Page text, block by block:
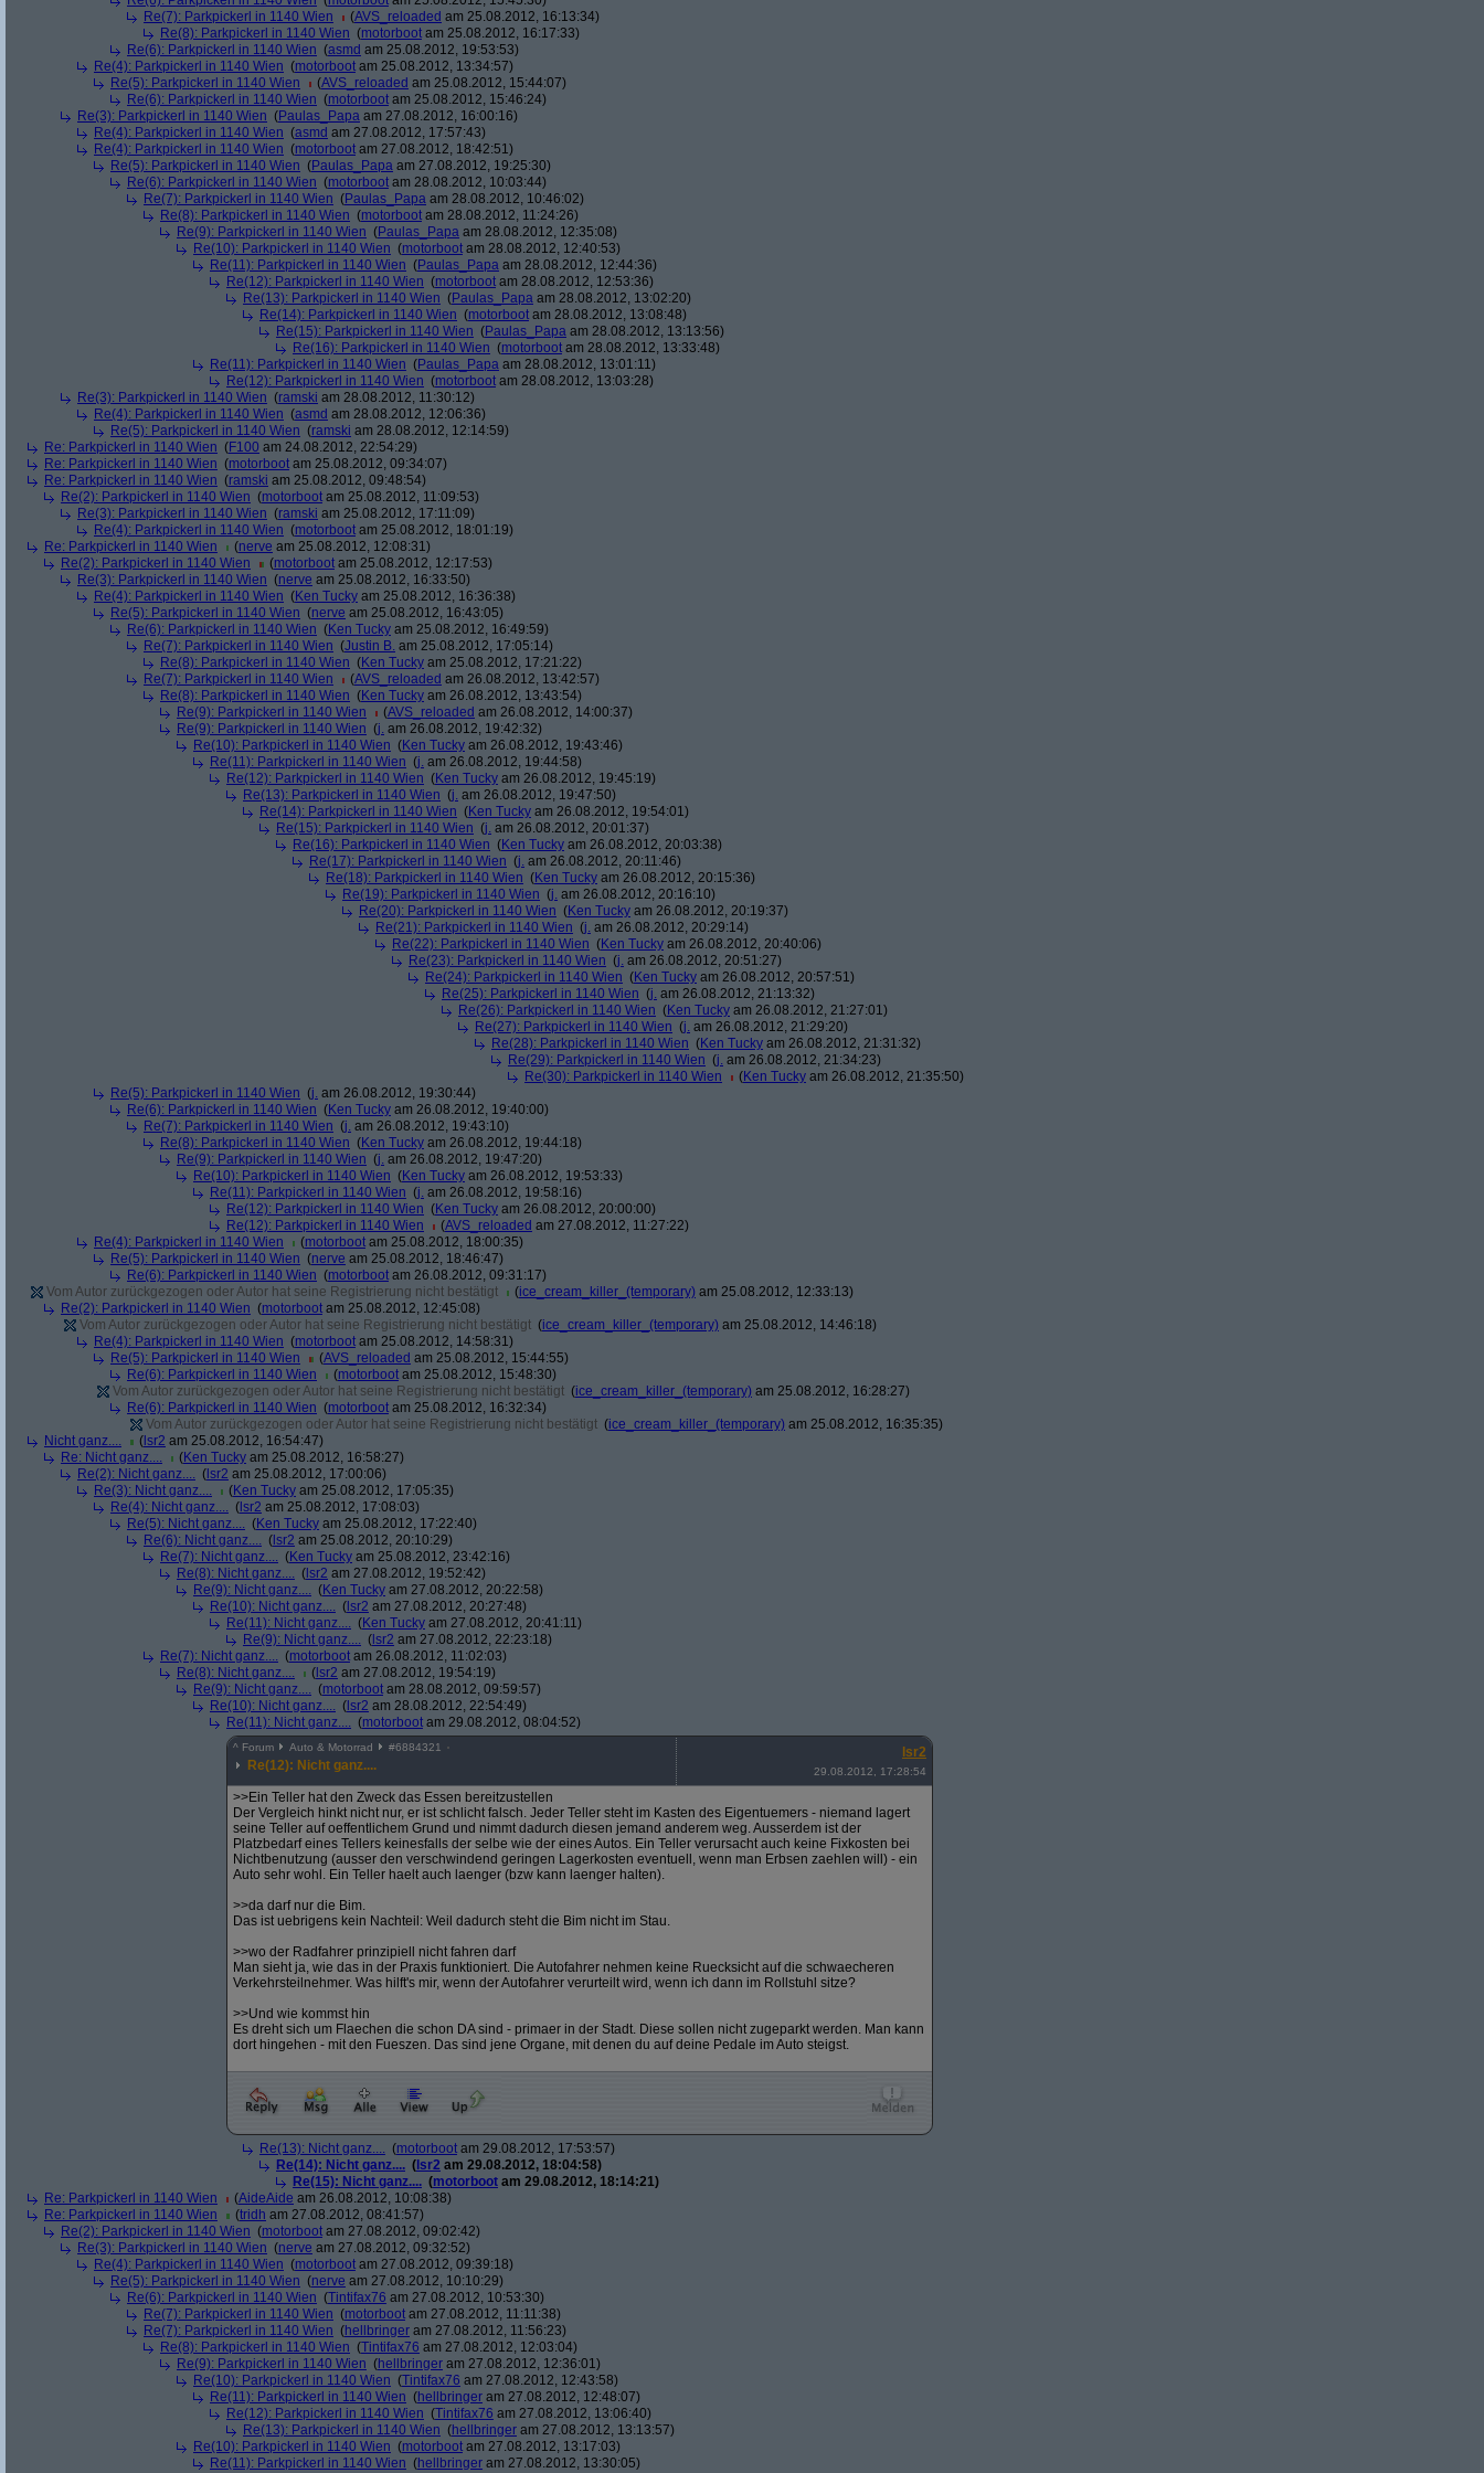
Re(7): Parkpickerl in 1140 Wien
(AVS_reloaded am 25.08.2012, 16:13:34)
Re(8): Parkpickerl in 1140 Wien (motorboot am 25.08.2012, 16:17:33)
Re(6): Parkpickerl in 1140 Wien (asmd am 25.08.2012, 19:53:53)
Re(4): Parkpickerl in 1140 Wien (motorboot am 25.08.2012, 13:34:57)
Re(5): Parkpickerl in 1140 Wien
(AVS_reloaded am 25.08.2012, 15:44:07)
Re(6): Parkpickerl in 1140 Wien (motorboot am 25.08.2012, 15:46:24)
Re(3): Parkpickerl in 1140 Wien (Paulas_Papa am 27.08.2012, 16:00:16)
Re(4): Parkpickerl in 1140 Wien (asmd am 27.08.2012, 17:57:43)
Re(4): Parkpickerl in 1140 Wien (motorboot am 27.08.2012, 18:42:51)
Re(5): Parkpickerl in 1140 Wien (Paulas_Papa am 27.08.2012, 19:25:30)
Re(6): Parkpickerl in 1140 Wien (motorboot am 28.08.2012, 10:03:44)
Re(7): Parkpickerl in 1140 Wien (Paulas_Papa am 28.08.2012, 10:46:02)
Re(8): Parkpickerl in 1140 Wien (motorboot am 28.08.2012, 11:24:26)
Re(9): Parkpickerl in 1140 Wien (Paulas_Papa am 28.08.2012, 12:35:08)
Re(10): Parkpickerl in 1140 Wien (motorboot am 28.08.2012, 12:40:53)
Re(11): Parkpickerl in 1140 Wien (Paulas_Papa am 28.08.2012, 12:44:36)
Re(12): Parkpickerl in 1140 Wien (motorboot am 28.08.2012, 12:53:36)
Re(13): Parkpickerl in 1140 Wien (Paulas_Papa am 28.08.2012, 13:02:20)
Re(14): Parkpickerl in 1140 Wien (motorboot am 28.08.2012, 13:08:48)
Re(15): Parkpickerl in 1140 Wien (Paulas_Papa am 28.08.2012, 13:13:56)
Re(16): Parkpickerl in 1140 Wien (motorboot am 28.08.2012, 13:33:48)
Re(11): Parkpickerl in 1140 Wien (Paulas_Papa am 28.08.2012, 13:01:11)
Re(12): Parkpickerl in 1140 Wien (motorboot am 28.08.2012, 13:03:28)
Re(3): Parkpickerl in 1140 Wien (ramski am 28.08.2012, 11:30:12)
Re(4): Parkpickerl in 1140 Wien (asmd am 28.08.2012, 12:06:36)
Re(5): Parkpickerl in 1140 Wien (ramski am 28.08.2012, 12:14:59)
Re: Parkpickerl in 1140 Wien (F100 am 24.08.2012, 22:54:29)
Re: Parkpickerl in 1140 Wien (motorboot am 25.08.2012, 09:34:07)
Re: Parkpickerl in 1140 Wien (ramski am 25.08.2012, 09:48:54)
Re(2): Parkpickerl in 1140 Wien (motorboot am 25.08.2012, 11:09:53)
Re(3): Parkpickerl in 1140 Wien (ramski am 25.08.2012, 17:11:09)
Re(4): Parkpickerl in 1140 Wien (motorboot am 25.08.2012, 18:01:19)
Re: Parkpickerl in 1140 Wien
(nerve am 25.08.2012, 12:08:31)
Re(2): Parkpickerl in 1140 Wien
(motorboot am 25.08.2012, 12:17:53)
Re(3): Parkpickerl in 1140 Wien (nerve am 25.08.2012, 16:33:50)
Re(4): Parkpickerl in 1140 Wien (Ken Tucky am 25.08.2012, 16:36:38)
Re(5): Parkpickerl in 1140 Wien (nerve am 25.08.2012, 16:43:05)
Re(6): Parkpickerl in 1140 Wien (Ken Tucky am 25.08.2012, 16:49:59)
Re(7): Parkpickerl in 1140 Wien (Justin B. am 25.08.2012, 17:05:14)
Re(8): Parkpickerl in 1140 Wien (Ken Tucky am 25.08.2012, 17:21:22)
Re(7): Parkpickerl in 1140 Wien
(AVS_reloaded am 26.08.2012, 13:42:57)
Re(8): Parkpickerl in 1140 Wien (Ken Tucky am 26.08.2012, 13:43:54)
Re(9): Parkpickerl in 1140 Wien
(AVS_reloaded am 26.08.2012, 14:00:37)
Re(9): Parkpickerl in 1140 Wien (j. am 26.08.2012, 19:42:32)
Re(10): Parkpickerl in 1140 Wien (Ken Tucky am 26.08.2012, 19:43:46)
Re(11): Parkpickerl in 1140 Wien (j. am 26.08.2012, 19:44:58)
Re(12): Parkpickerl in 1140 Wien (Ken Tucky am 26.08.2012, 19:45:19)
Re(13): Parkpickerl in 1140 Wien (j. am 26.08.2012, 19:47:50)
Re(14): Parkpickerl in 1140 Wien (Ken Tucky am 26.08.2012, 19:54:01)
Re(15): Parkpickerl in 1140 Wien (j. am 26.08.2012, 20:01:37)
Re(16): Parkpickerl in 1140 Wien (Ken Tucky am 26.08.2012, 20:03:38)
Re(17): Parkpickerl in 1140 Wien (j. am 26.08.2012, 20:11:46)
Re(18): Parkpickerl in 1140 Wien (Ken Tucky am 26.08.2012, 20:15:36)
Re(19): Parkpickerl in 1140 Wien (j. am 26.08.2012, 20:16:10)
Re(20): Parkpickerl in 1140 Wien (Ken Tucky am 26.08.2012, 20:19:37)
Re(21): Parkpickerl in 1140 Wien (j. am 26.08.2012, 20:29:14)
Re(22): Parkpickerl in 1140 Wien (Ken Tucky am 26.08.2012, 20:40:06)
Re(23): Parkpickerl in 1140 Wien (j. am 26.08.2012, 20:51:27)
Re(24): Parkpickerl in 1140 Wien (Ken Tucky am 26.08.2012, 20:57:51)
Re(25): Parkpickerl in 1140 Wien (j. am 26.08.2012, 21:13:32)
Re(26): Parkpickerl in 1140 Wien (Ken Tucky am 26.08.2012, 21:27:01)
Re(27): Parkpickerl in 1140 Wien (j. am 26.08.2012, 21:29:20)
Re(28): Parkpickerl in 1140 Wien (Ken Tucky am 26.08.2012, 21:31:32)
Re(29): Parkpickerl in 1140 Wien (j. am 26.08.2012, 21:34:23)
Re(30): Parkpickerl in 1140 Wien
(Ken Tucky am 26.08.2012, 21:35:50)
Re(5): Parkpickerl in 1140 Wien (j. am 26.08.2012, 19:30:44)
Re(6): Parkpickerl in 1140 Wien (Ken Tucky am 26.08.2012, 19:40:00)
Re(7): Parkpickerl in 1140 Wien (j. am 26.08.2012, 19:43:10)
Re(8): Parkpickerl in 1140 Wien (Ken Tucky am 26.08.2012, 19:44:18)
Re(9): Parkpickerl in 1140 Wien (j. am 26.08.2012, 19:47:20)
Re(10): Parkpickerl in 1140 Wien (Ken Tucky am 26.08.2012, 19:53:33)
Re(11): Parkpickerl in 1140 Wien (j. am 26.08.2012, 19:58:16)
Re(12): Parkpickerl in 1140 Wien (Ken Tucky am 26.08.2012, 20:00:00)
Re(12): Parkpickerl in 1140 Wien
(AVS_reloaded am 27.08.2012, 11:27:22)
Re(4): Parkpickerl in 1140 Wien
(motorboot am 25.08.2012, 18:00:35)
Re(5): Parkpickerl in 1140 Wien (nerve am 25.08.2012, 18:46:47)
Re(6): Parkpickerl in 1140 Wien (motorboot am 26.08.2012, 09:31:17)
Vom Autor zurückgezogen oder Autor hat seine Registrierung nicht bestätigt
(ice_cream_killer_(temporary) am 25.08.2012, 12:33:13)
Re(2): Parkpickerl in 1140 Wien (motorboot am 25.08.2012, 12:45:08)
Vom Autor zurückgezogen oder Autor hat seine Registrierung nicht bestätigt (ice_cream_killer_(temporary) am 25.08.2012, 14:46:18)
Re(4): Parkpickerl in 1140 Wien (motorboot am 25.08.2012, 14:58:31)
Re(5): Parkpickerl in 1140 Wien
(AVS_reloaded am 25.08.2012, 15:44:55)
Re(6): Parkpickerl in 1140 Wien
(motorboot am 25.08.2012, 15:48:30)
Vom Autor zurückgezogen oder Autor hat seine Registrierung nicht bestätigt (ice_cream_killer_(temporary) am 25.08.2012, 16:28:27)
Re(6): Parkpickerl in 1140 Wien (motorboot am 25.08.2012, 16:32:34)
Vom Autor zurückgezogen oder Autor hat seine Registrierung nicht bestätigt (ice_cream_killer_(temporary) am 25.08.2012, 16:35:35)
Nicht ganz....
( lsr2 am 25.08.2012, 16:54:47)
Re: Nicht ganz....
(Ken Tucky am 25.08.2012, 16:58:27)
Re(2): Nicht ganz.... ( lsr2 am 25.08.2012, 17:00:06)
Re(3): Nicht ganz....
(Ken Tucky am 25.08.2012, 17:05:35)
Re(4): Nicht ganz.... ( lsr2 am 25.08.2012, 17:08:03)
Re(5): Nicht ganz.... (Ken Tucky am 25.08.2012, 17:22:40)
Re(6): Nicht ganz.... ( lsr2 am 25.08.2012, 20:10:29)
Re(7): Nicht ganz.... (Ken Tucky am 25.08.2012, 23:42:16)
Re(8): Nicht ganz.... ( lsr2 am 27.08.2012, 19:52:42)
Re(9): Nicht ganz.... (Ken Tucky am 27.08.2012, 20:22:58)
Re(10): Nicht ganz.... ( lsr2 am 27.08.2012, 20:27:48)
Re(11): Nicht ganz.... (Ken Tucky am 27.08.2012, 20:41:11)
Re(9): Nicht ganz.... ( lsr2 am 27.08.2012, 22:23:18)
Re(7): Nicht ganz.... (motorboot am 26.08.2012, 11:02:03)
Re(8): Nicht ganz....
( lsr2 am 27.08.2012, 19:54:19)
Re(9): Nicht ganz.... (motorboot am 28.08.2012, 09:59:57)
Re(10): Nicht ganz.... ( lsr2 am 28.08.2012, 22:54:49)
Re(11): Nicht ganz.... (motorboot am 29.08.2012, 08:04:52)
^ Forum Auto & Motorrad #6884321
Re(12): Nicht ganz....
lsr2
29.08.2012, 17:28:54
>>Ein Teller hat den Zweck das Essen bereitzustellen
Der Vergleich hinkt nicht nur, er ist schlicht falsch. Jeder Teller steht im Kasten des Eigentuemers - niemand lagert
seine Teller auf oeffentlichem Grund und nimmt dadurch diesen jemand anderem weg. Ausserdem ist der
Platzbedarf eines Tellers keinesfalls der selbe wie der eines Autos. Ein Teller verursacht auch keine Fixkosten bei
Nichtbenutzung (ausser den verschwindend geringen Lagerkosten eventuell, wenn man Erbsen zaehlen will) - ein
Auto sehr wohl. Ein Teller haelt auch laenger (bzw kann laenger halten).
>>da darf nur die Bim.
Das ist uebrigens kein Nachteil: Weil dadurch steht die Bim nicht im Stau.
>>wo der Radfahrer prinzipiell nicht fahren darf
Man sieht ja, wie das in der Praxis funktioniert. Die Autofahrer nehmen keine Ruecksicht auf die schwaecheren
Verkehrsteilnehmer. Was hilft's mir, wenn der Autofahrer verurteilt wird, wenn ich dann im Rollstuhl sitze?
>>Und wie kommst hin
Es dreht sich um Flaechen die schon DA sind - primaer in der Stadt. Diese sollen nicht zugeparkt werden. Man kann
dort hingehen - mit den Fueszen. Das sind jene Organe, mit denen du auf deine Pedale im Auto steigst.
Re(13): Nicht ganz.... (motorboot am 29.08.2012, 17:53:57)
Re(14): Nicht ganz.... ( lsr2 am 29.08.2012, 18:04:58)
Re(15): Nicht ganz.... (motorboot am 29.08.2012, 18:14:21)
Re: Parkpickerl in 1140 Wien
(AideAide am 26.08.2012, 10:08:38)
Re: Parkpickerl in 1140 Wien
(tridh am 27.08.2012, 08:41:57)
Re(2): Parkpickerl in 1140 Wien (motorboot am 27.08.2012, 09:02:42)
Re(3): Parkpickerl in 1140 Wien (nerve am 27.08.2012, 09:32:52)
Re(4): Parkpickerl in 1140 Wien (motorboot am 27.08.2012, 09:39:18)
Re(5): Parkpickerl in 1140 Wien (nerve am 27.08.2012, 10:10:29)
Re(6): Parkpickerl in 1140 Wien (Tintifax76 am 27.08.2012, 10:53:30)
Re(7): Parkpickerl in 1140 Wien (motorboot am 27.08.2012, 11:11:38)
Re(7): Parkpickerl in 1140 Wien (hellbringer am 27.08.2012, 11:56:23)
Re(8): Parkpickerl in 1140 Wien (Tintifax76 am 27.08.2012, 12:03:04)
Re(9): Parkpickerl in 1140 Wien (hellbringer am 27.08.2012, 12:36:01)
Re(10): Parkpickerl in 1140 Wien (Tintifax76 am 27.08.2012, 12:43:58)
Re(11): Parkpickerl in 1140 Wien (hellbringer am 27.08.2012, 12:48:07)
Re(12): Parkpickerl in 1140 Wien (Tintifax76 am 27.08.2012, 13:06:40)
Re(13): Parkpickerl in 1140 Wien (hellbringer am 27.08.2012, 13:13:57)
Re(10): Parkpickerl in 1140 Wien (motorboot am 27.08.2012, 13:17:03)
Re(11): Parkpickerl in 1140 Wien (hellbringer am 27.08.2012, 13:30:05)